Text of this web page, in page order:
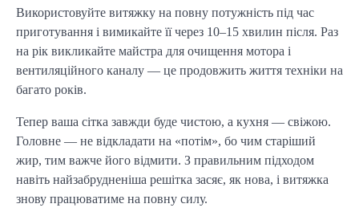
Використовуйте витяжку на повну потужність під час
приготування і вимикайте її через 10–15 хвилин після. Раз
на рік викликайте майстра для очищення мотора і
вентиляційного каналу — це продовжить життя техніки на
багато років.
Тепер ваша сітка завжди буде чистою, а кухня — свіжою.
Головне — не відкладати на «потім», бо чим старіший
жир, тим важче його відмити. З правильним підходом
навіть найзабрудненіша решітка засяє, як нова, і витяжка
знову працюватиме на повну силу.